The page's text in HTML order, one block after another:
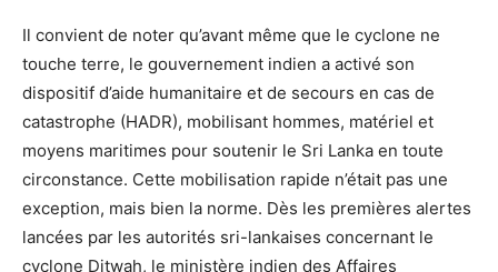
Il convient de noter qu’avant même que le cyclone ne
touche terre, le gouvernement indien a activé son
dispositif d’aide humanitaire et de secours en cas de
catastrophe (HADR), mobilisant hommes, matériel et
moyens maritimes pour soutenir le Sri Lanka en toute
circonstance. Cette mobilisation rapide n’était pas une
exception, mais bien la norme. Dès les premières alertes
lancées par les autorités sri-lankaises concernant le
cyclone Ditwah, le ministère indien des Affaires